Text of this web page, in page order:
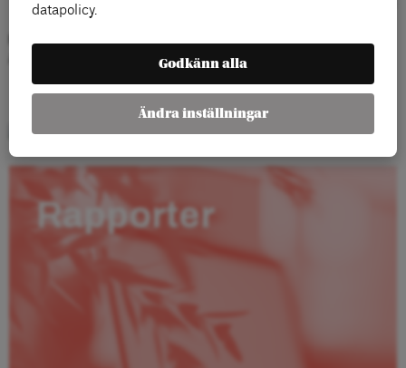
Rapporter
datapolicy.
Godkänn alla
Ändra inställningar